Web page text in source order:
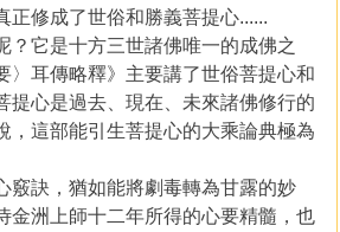
正修成了世俗和勝義菩提心......
它是十方三世諸佛唯一的成佛之
〉耳傳略釋》主要講了世俗菩提心和
提心是過去、現在、未來諸佛修行的
，這部能引生菩提心的大乘論典極為
訣，猶如能將劇毒轉為甘露的妙
金洲上師十二年所得的心要精髓，也